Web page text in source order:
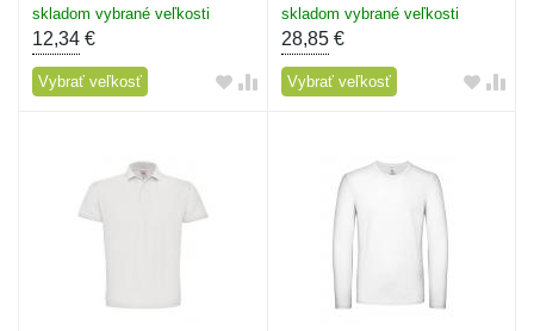
skladom vybrané veľkosti
12,34 €
Vybrať veľkosť
skladom vybrané veľkosti
28,85€
Vybrať veľkosť